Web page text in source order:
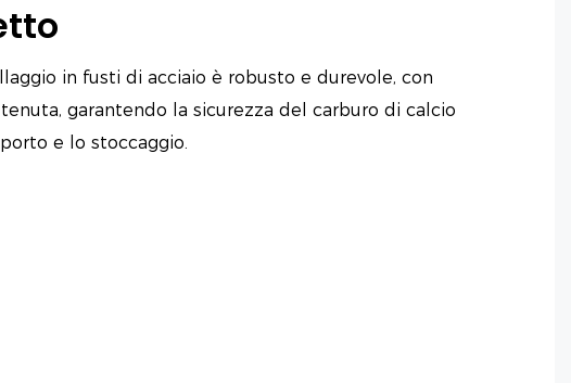
in fusti di acciaio è robusto e durevole, con
garantendo la sicurezza del carburo di calcio
e lo stoccaggio.